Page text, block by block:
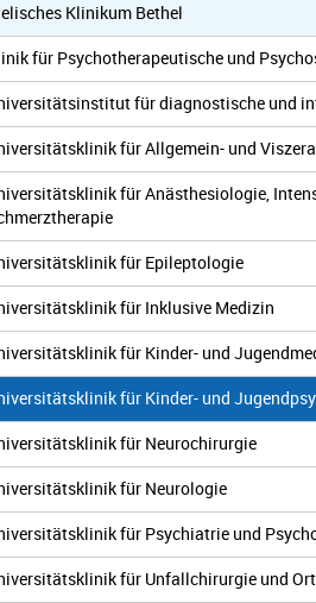
Klinikum Bethel
für Psychotherapeutische und
für diagnostische und
für Allgemein- und
für Anästhesiologie,
für Epileptologie
für Inklusive Medizin
für Kinder- und
für Kinder- und
für Neurochirurgie
für Neurologie
für Psychiatrie und
für Unfallchirurgie und